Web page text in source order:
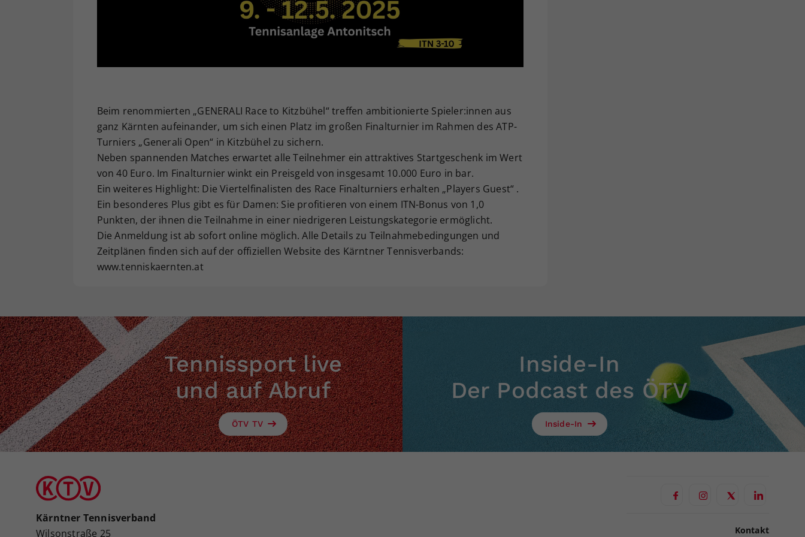
Beim renommierten „GENERALI Race to Kitzbühel“ treffen ambitionierte Spieler:innen aus
ganz Kärnten aufeinander, um sich einen Platz im großen Finalturnier im Rahmen des ATP-
Turniers „Generali Open“ in Kitzbühel zu sichern.
Neben spannenden Matches erwartet alle Teilnehmer ein attraktives Startgeschenk im Wert
von 40 Euro. Im Finalturnier winkt ein Preisgeld von insgesamt 10.000 Euro in bar.
Ein weiteres Highlight: Die Viertelfinalisten des Race Finalturniers erhalten „Players Guest“ .
Ein besonderes Plus gibt es für Damen: Sie profitieren von einem ITN-Bonus von 1,0
Punkten, der ihnen die Teilnahme in einer niedrigeren Leistungskategorie ermöglicht.
Die Anmeldung ist ab sofort online möglich. Alle Details zu Teilnahmebedingungen und
Zeitplänen finden sich auf der offiziellen Website des Kärntner Tennisverbands:
www.tenniskaernten.at
Tennissport live
und auf Abruf
ÖTV TV
Inside-In
Der Podcast des ÖTV
Inside-In
Kärntner Tennisverband
Wilsonstraße 25
Kontakt
Ihrer vorgenommen Einstellungen, falls der
Webseiten-Betreiber dies eingestellt hat.